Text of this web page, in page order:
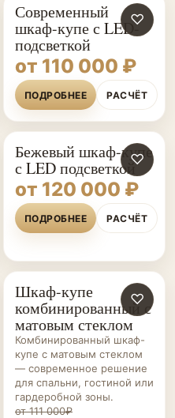
♡
Современный
шкаф-купе с LED-
подсветкой
от 110 000 ₽
ПОДРОБНЕЕ РАСЧЁТ
♡
Бежевый шкаф-купе
с LED подсветкой
от 120 000 ₽
ПОДРОБНЕЕ РАСЧЁТ
ШКАФЫ-
КУПЕ НА ЗАКАЗ
♡
Шкаф-купе
комбинированный с
матовым стеклом
Комбинированный шкаф-
купе с матовым стеклом
— современное решение
для спальни, гостиной или
гардеробной зоны.
от 111 000₽